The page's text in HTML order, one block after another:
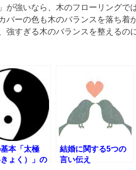
が強いなら、木のフローリングで
バーの色も木のバランスを落ち着
強すぎる木のバランスを整えるの
本「太極
きょく）」の
結婚に関する5つの
言い伝え